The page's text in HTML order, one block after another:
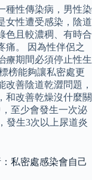
種性傳染病，男性染
女性遭受感染，陰道
色且較濃稠、有時合
痛。 因為性伴侶之
療期間必須停止性生
榜能夠讓私密處更
善陰道乾澀問題，
和改善乾燥沒什麼關
至少會發生一次泌
發生3次以上尿道炎
私密處感染會自己